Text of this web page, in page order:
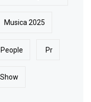
Musica 2025
People Pr